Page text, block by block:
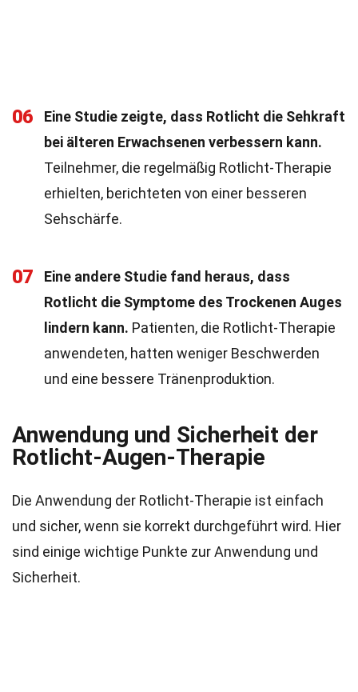
06
Eine Studie zeigte, dass Rotlicht die Sehkraft
bei älteren Erwachsenen verbessern kann.
Teilnehmer, die regelmäßig Rotlicht-Therapie
erhielten, berichteten von einer besseren
Sehschärfe.
07
Eine andere Studie fand heraus, dass
Rotlicht die Symptome des Trockenen Auges
lindern kann. Patienten, die Rotlicht-Therapie
anwendeten, hatten weniger Beschwerden
und eine bessere Tränenproduktion.
Anwendung und Sicherheit der
Rotlicht-Augen-Therapie
Die Anwendung der Rotlicht-Therapie ist einfach
und sicher, wenn sie korrekt durchgeführt wird. Hier
sind einige wichtige Punkte zur Anwendung und
Sicherheit.